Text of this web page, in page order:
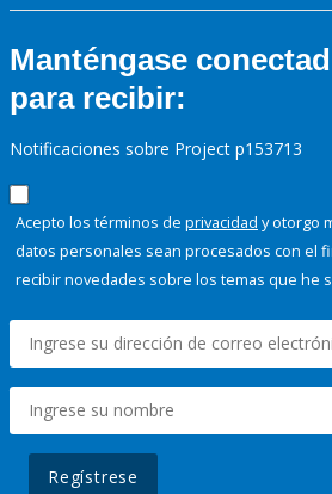
Manténgase
para recibir:
Notificaciones sobre Project p153713
Acepto los términos de privacidad y otorgo
datos personales sean procesados con el
recibir novedades sobre los temas que he
Regístrese